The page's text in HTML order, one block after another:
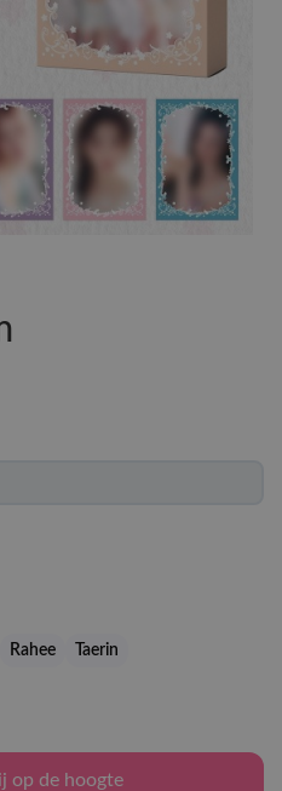
Rahee Taerin
op de hoogte